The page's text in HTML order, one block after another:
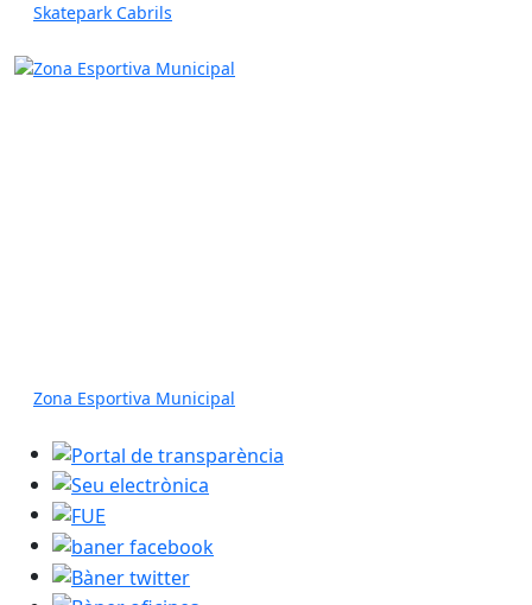
Skatepark Cabrils
Zona Esportiva Municipal
Portal de transparència
Seu electrònica
FUE
baner facebook
Bàner twitter